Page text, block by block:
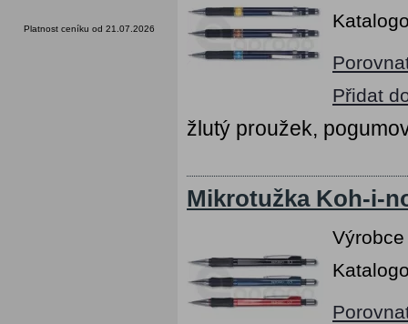
Platnost ceníku od 21.07.2026
Přidat
žlutý proužek,
Mikrotužka Koh-i-